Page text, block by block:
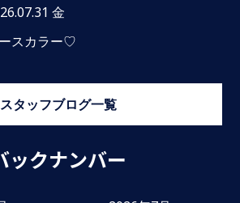
金
スカラー♡
スタッフブログ一覧
ックナンバー